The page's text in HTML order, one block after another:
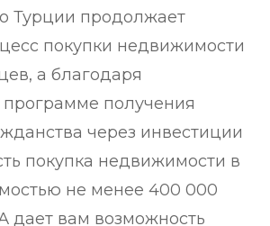
Турции продолжает
покупки недвижимости
а благодаря
получения
через инвестиции
покупка недвижимости в
не менее 400 000
вам возможность